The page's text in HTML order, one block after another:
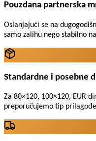
Pouzdana partnerska
Oslanjajući se na
samo zalihu nego stabilno
Standardne i posebne
Za 80×120, 100×120, EUR
preporučujemo tip